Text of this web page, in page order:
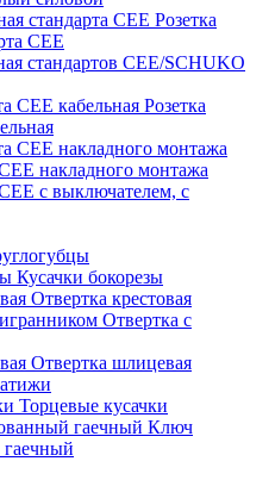
Розетка
CEE
стандартов CEE/SCHUKO
Розетка
СЕЕ накладного монтажа
СЕЕ с выключателем, с
Кусачки бокорезы
Отвертка крестовая
Отвертка с
Отвертка шлицевая
Торцевые кусачки
Ключ